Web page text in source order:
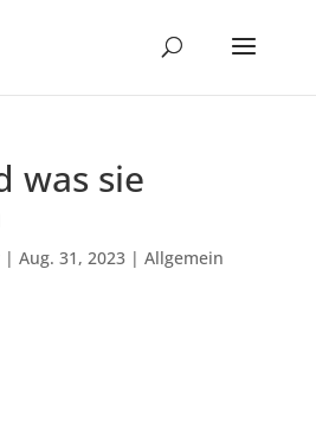
was sie
| Aug. 31, 2023| Allgemein